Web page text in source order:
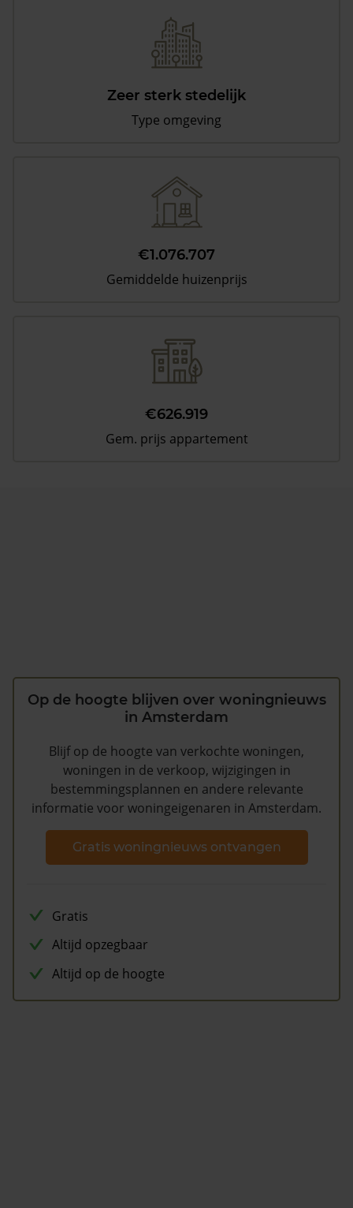
Zeer sterk stedelijk
Type omgeving
€1.076.707
Gemiddelde huizenprijs
€626.919
Gem. prijs appartement
Op de hoogte blijven over woningnieuws
in Amsterdam
Blijf op de hoogte van verkochte woningen,
woningen in de verkoop, wijzigingen in
bestemmingsplannen en andere relevante
informatie voor woningeigenaren in Amsterdam.
Gratis woningnieuws ontvangen
Gratis
Altijd opzegbaar
Altijd op de hoogte